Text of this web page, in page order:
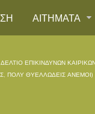
ΑΙΤΗΜΑΤΑ
ΕΠΙΚΙΝΔΥΝΩΝ
ΠΟΛΥ ΘΥΕΛΛΩΔΕΙΣ